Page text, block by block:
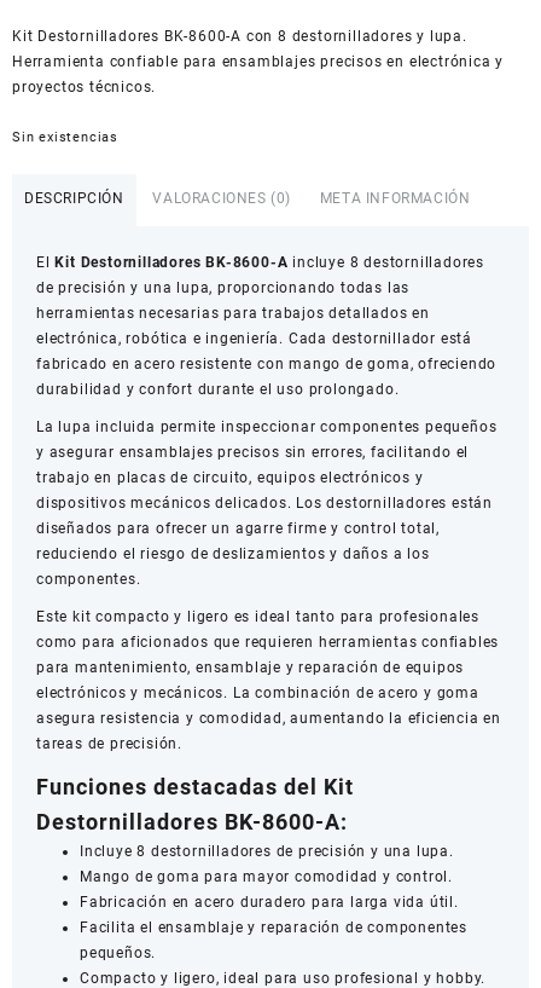
American Dollar
Kit Destornilladores BK-8600-A con 8 destornilladores y lupa.
Herramienta confiable para ensamblajes precisos en electrónica y
proyectos técnicos.
Sin existencias
DESCRIPCIÓN VALORACIONES (0) META INFORMACIÓN
ElKit Destornilladores BK-8600-A incluye 8 destornilladores
de precisión y una lupa, proporcionando todas las
herramientas necesarias para trabajos detallados en
electrónica, robótica e ingeniería. Cada destornillador está
fabricado en acero resistente con mango de goma, ofreciendo
durabilidad y confort durante el uso prolongado.
La lupa incluida permite inspeccionar componentes pequeños
y asegurar ensamblajes precisos sin errores, facilitando el
trabajo en placas de circuito, equipos electrónicos y
dispositivos mecánicos delicados. Los destornilladores están
diseñados para ofrecer un agarre firme y control total,
reduciendo el riesgo de deslizamientos y daños a los
componentes.
Este kit compacto y ligero es ideal tanto para profesionales
como para aficionados que requieren herramientas confiables
para mantenimiento, ensamblaje y reparación de equipos
electrónicos y mecánicos. La combinación de acero y goma
asegura resistencia y comodidad, aumentando la eficiencia en
tareas de precisión.
Funciones destacadas del Kit
Destornilladores BK-8600-A:
Incluye 8 destornilladores de precisión y una lupa.
Mango de goma para mayor comodidad y control.
Fabricación en acero duradero para larga vida útil.
Facilita el ensamblaje y reparación de componentes
pequeños.
Compacto y ligero, ideal para uso profesional y hobby.